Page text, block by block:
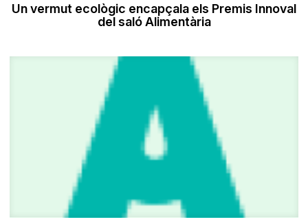
Un vermut ecològic encapçala els Premis Innoval
del saló Alimentària